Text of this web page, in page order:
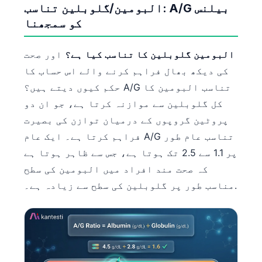
البومین/گلوبلین تناسب: A/G بیلنس
کو سمجھنا
البومین گلوبلین کا تناسب کیا ہے؟ اور صحت
کی دیکھ بھال فراہم کرنے والے اس حساب کا
حکم کیوں دیتے ہیں؟ A/G تناسب البومین کا
کل گلوبلین سے موازنہ کرتا ہے، جو ان دو
پروٹین گروپوں کے درمیان توازن کی بصیرت
فراہم کرتا ہے۔ ایک عام A/G تناسب عام طور
پر 1.1 سے 2.5 تک ہوتا ہے، جس سے ظاہر ہوتا ہے
کہ صحت مند افراد میں البومین کی سطح
مناسب طور پر گلوبلین کی سطح سے زیادہ ہے۔.